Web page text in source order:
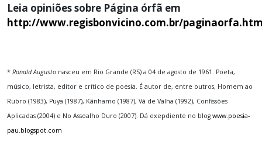
Leia opiniões sobre Página órfã em
http://www.regisbonvicino.com.br/
* Ronald Augusto nasceu em Rio Grande (RS) a 04 de agosto de 1961. Poeta,
músico, letrista, editor e crítico de poesia. É autor de, entre outros, Homem ao
Rubro (1983), Puya (1987), Kânhamo (1987), Vá de Valha (1992), Confissões
Aplicadas (2004) e No Assoalho Duro (2007). Dá exepdiente no blog www.poesia-
pau.blogspot.com